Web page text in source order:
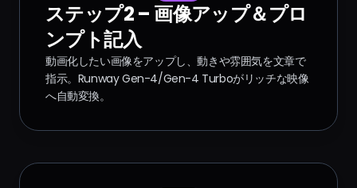
ステップ2 – 画像アップ＆プロ
ンプト記入
動画化したい画像をアップし、動きや雰囲気を文章で
指示。Runway Gen-4/Gen-4 Turboがリッチな映像
へ自動変換。